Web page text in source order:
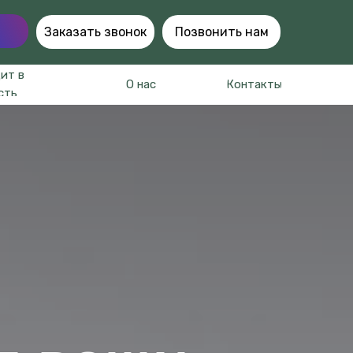
Заказать звонок Позвонить нам
О нас
в
Контакты